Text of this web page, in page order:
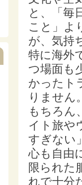
と、「毎
こと」よ
が、気持
特に海外
つ場面も
かったト
りません
もちろん
イト旅や
すぎない
心も自由
限られた
れで十分